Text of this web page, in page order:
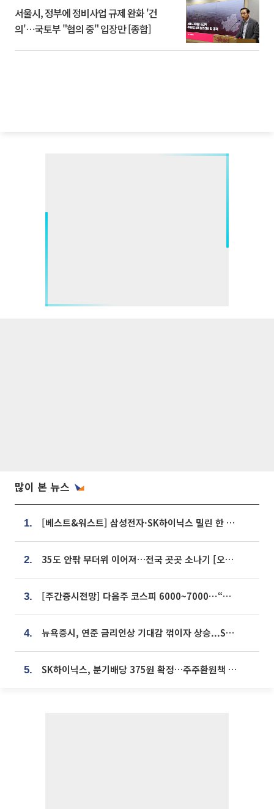
서울시, 정부에 정비사업 규제 완화 '건
의'⋯국토부 "협의 중" 입장만 [종합]
많이 본 뉴스
1. [베스트&워스트] 삼성전자·SK하이닉스 밀린 한 주…상상인증권은 85% 급등
2. 35도 안팎 무더위 이어져…전국 곳곳 소나기 [오늘 날씨]
3. [주간증시전망] 다음주 코스피 6000~7000⋯“外人 수급은 정책이 변수”
4. 뉴욕증시, 연준 금리인상 기대감 꺾이자 상승...S&P500 사상 최고치 [종합]
5. SK하이닉스, 분기배당 375원 확정…주주환원책 9월로 앞당겨 발표